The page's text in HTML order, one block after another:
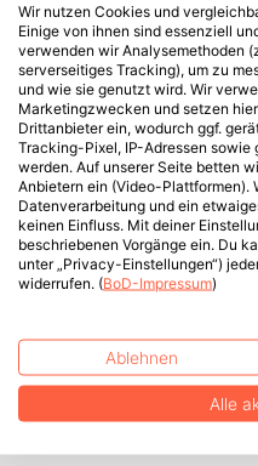
Wir nutzen Cookies und
Einige von ihnen sind essenziell
verwenden wir Analysemethoden
serverseitiges Tracking), um zu
und wie sie genutzt wird. Wir
Marketingzwecken und setzen
Drittanbieter ein, wodurch ggf.
Tracking-Pixel, IP-Adressen
werden. Auf unserer Seite betten
Anbietern ein (Video-Plattformen).
Datenverarbeitung und ein
keinen Einfluss. Mit deiner
beschriebenen Vorgänge ein. Du
unter „Privacy-Einstellungen“)
widerrufen. (BoD-Impressum)
Ablehnen
Alle